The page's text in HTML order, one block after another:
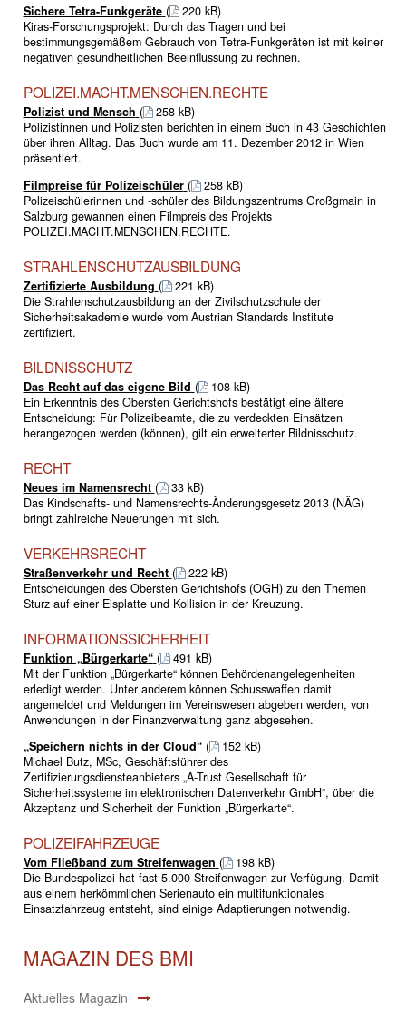
Sichere Tetra-Funkgeräte (
220 kB)
Kiras-Forschungsprojekt: Durch das Tragen und bei
bestimmungsgemäßem Gebrauch von Tetra-Funkgeräten ist mit keiner
negativen gesundheitlichen Beeinflussung zu rechnen.
POLIZEI.MACHT.MENSCHEN.RECHTE
Polizist und Mensch (
258 kB)
Polizistinnen und Polizisten berichten in einem Buch in 43 Geschichten
über ihren Alltag. Das Buch wurde am 11. Dezember 2012 in Wien
präsentiert.
Filmpreise für Polizeischüler (
258 kB)
Polizeischülerinnen und -schüler des Bildungszentrums Großgmain in
Salzburg gewannen einen Filmpreis des Projekts
POLIZEI.MACHT.MENSCHEN.RECHTE.
STRAHLENSCHUTZAUSBILDUNG
Zertifizierte Ausbildung (
221 kB)
Die Strahlenschutzausbildung an der Zivilschutzschule der
Sicherheitsakademie wurde vom Austrian Standards Institute
zertifiziert.
BILDNISSCHUTZ
Das Recht auf das eigene Bild (
108 kB)
Ein Erkenntnis des Obersten Gerichtshofs bestätigt eine ältere
Entscheidung: Für Polizeibeamte, die zu verdeckten Einsätzen
herangezogen werden (können), gilt ein erweiterter Bildnisschutz.
RECHT
Neues im Namensrecht (
33 kB)
Das Kindschafts- und Namensrechts-Änderungsgesetz 2013 (NÄG)
bringt zahlreiche Neuerungen mit sich.
VERKEHRSRECHT
Straßenverkehr und Recht (
222 kB)
Entscheidungen des Obersten Gerichtshofs (OGH) zu den Themen
Sturz auf einer Eisplatte und Kollision in der Kreuzung.
INFORMATIONSSICHERHEIT
Funktion „Bürgerkarte“ (
491 kB)
Mit der Funktion „Bürgerkarte“ können Behördenangelegenheiten
erledigt werden. Unter anderem können Schusswaffen damit
angemeldet und Meldungen im Vereinswesen abgeben werden, von
Anwendungen in der Finanzverwaltung ganz abgesehen.
„Speichern nichts in der Cloud“ (
152 kB)
Michael Butz, MSc, Geschäftsführer des
Zertifizierungsdiensteanbieters „A-Trust Gesellschaft für
Sicherheitssysteme im elektronischen Datenverkehr GmbH“, über die
Akzeptanz und Sicherheit der Funktion „Bürgerkarte“.
POLIZEIFAHRZEUGE
Vom Fließband zum Streifenwagen (
198 kB)
Die Bundespolizei hat fast 5.000 Streifenwagen zur Verfügung. Damit
aus einem herkömmlichen Serienauto ein multifunktionales
Einsatzfahrzeug entsteht, sind einige Adaptierungen notwendig.
MAGAZIN DES BMI
Aktuelles Magazin